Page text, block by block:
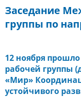
Заседание
группы по
12 ноября
рабочей группы
«Мир»
устойчивого